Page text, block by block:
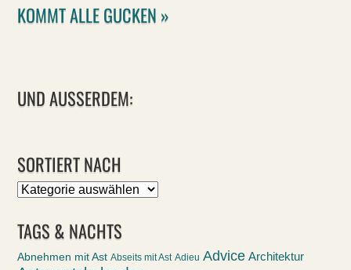
KOMMT ALLE GUCKEN »
UND AUSSERDEM:
SORTIERT NACH
Sortiert
TAGS & NACHTS
Abnehmen mit Ast Abseits mit Ast Adieu Advice Architektur